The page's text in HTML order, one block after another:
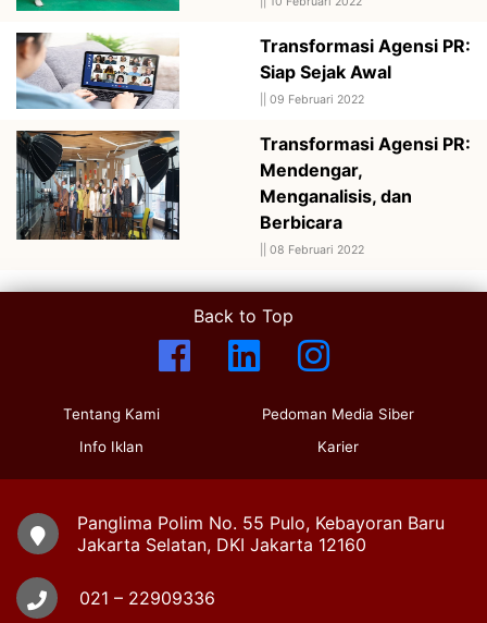
Transformasi Agensi PR:
Siap Sejak Awal
09 Februari 2022
Transformasi Agensi PR:
Mendengar,
Menganalisis, dan
Berbicara
08 Februari 2022
Back to Top
Tentang Kami
Info Iklan
Pedoman Media Siber
Karier
Panglima Polim No. 55 Pulo, Kebayoran Baru
Jakarta Selatan, DKI Jakarta 12160
021 – 22909336